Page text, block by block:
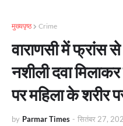
मुख्यपृष्ठ Crime
वाराणसी में फ्रांस
नशीली दवा
पर महिला के शरीर
by Parmar Times - सितंबर 27,